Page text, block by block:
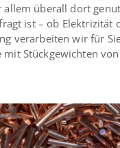
überall dort
ist – ob Elektrizität
verarbeiten wir für
Stückgewichten